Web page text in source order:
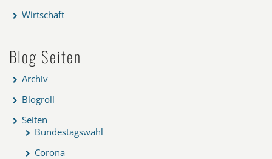
Wirtschaft
Blog Seiten
Archiv
Blogroll
Seiten
Bundestagswahl
Corona